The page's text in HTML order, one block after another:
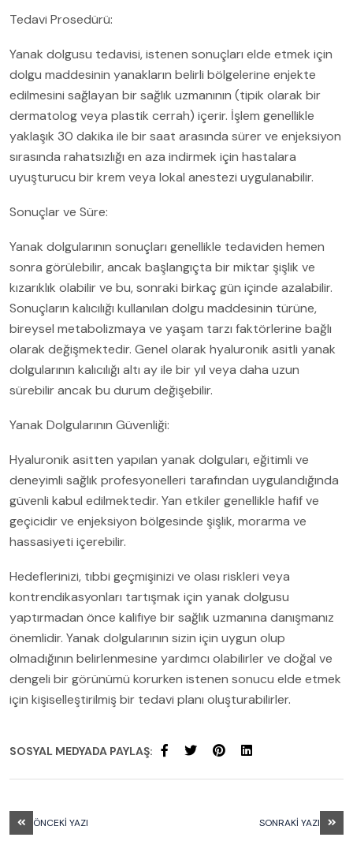
Tedavi Prosedürü:
Yanak dolgusu tedavisi, istenen sonuçları elde etmek için
dolgu maddesinin yanakların belirli bölgelerine enjekte
edilmesini sağlayan bir sağlık uzmanının (tipik olarak bir
dermatolog veya plastik cerrah) içerir. İşlem genellikle
yaklaşık 30 dakika ile bir saat arasında sürer ve enjeksiyon
sırasında rahatsızlığı en aza indirmek için hastalara
uyuşturucu bir krem ​​veya lokal anestezi uygulanabilir.
Sonuçlar ve Süre:
Yanak dolgularının sonuçları genellikle tedaviden hemen
sonra görülebilir, ancak başlangıçta bir miktar şişlik ve
kızarıklık olabilir ve bu, sonraki birkaç gün içinde azalabilir.
Sonuçların kalıcılığı kullanılan dolgu maddesinin türüne,
bireysel metabolizmaya ve yaşam tarzı faktörlerine bağlı
olarak değişmektedir. Genel olarak hyaluronik asitli yanak
dolgularının kalıcılığı altı ay ile bir yıl veya daha uzun
sürebilir ancak bu durum değişebilir.
Yanak Dolgularının Güvenliği:
Hyaluronik asitten yapılan yanak dolguları, eğitimli ve
deneyimli sağlık profesyonelleri tarafından uygulandığında
güvenli kabul edilmektedir. Yan etkiler genellikle hafif ve
geçicidir ve enjeksiyon bölgesinde şişlik, morarma ve
hassasiyeti içerebilir.
Hedeflerinizi, tıbbi geçmişinizi ve olası riskleri veya
kontrendikasyonları tartışmak için yanak dolgusu
yaptırmadan önce kalifiye bir sağlık uzmanına danışmanız
önemlidir. Yanak dolgularının sizin için uygun olup
olmadığının belirlenmesine yardımcı olabilirler ve doğal ve
dengeli bir görünümü korurken istenen sonucu elde etmek
için kişiselleştirilmiş bir tedavi planı oluşturabilirler.
SOSYAL MEDYADA PAYLAŞ:
ÖNCEKI YAZI SONRAKI YAZI